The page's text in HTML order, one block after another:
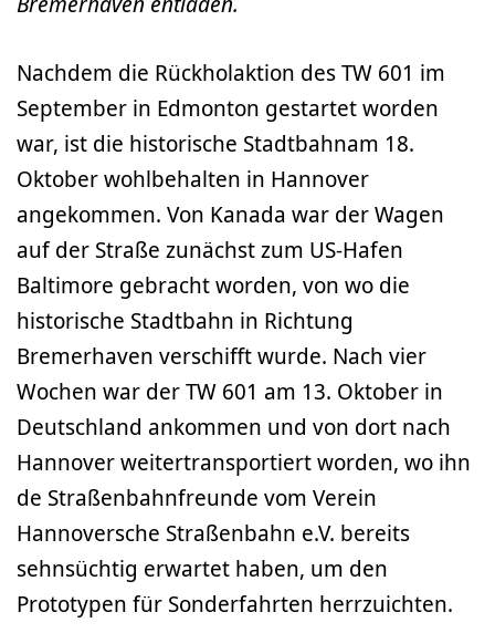
Nachdem die Rückholaktion des TW 601 im
September in Edmonton gestartet worden
war, ist die historische Stadtbahnam 18.
Oktober wohlbehalten in Hannover
angekommen. Von Kanada war der Wagen
auf der Straße zunächst zum US-Hafen
Baltimore gebracht worden, von wo die
historische Stadtbahn in Richtung
Bremerhaven verschifft wurde. Nach vier
Wochen war der TW 601 am 13. Oktober in
Deutschland ankommen und von dort nach
Hannover weitertransportiert worden, wo ihn
de Straßenbahnfreunde vom Verein
Hannoversche Straßenbahn e.V. bereits
sehnsüchtig erwartet haben, um den
Prototypen für Sonderfahrten herrzuichten.